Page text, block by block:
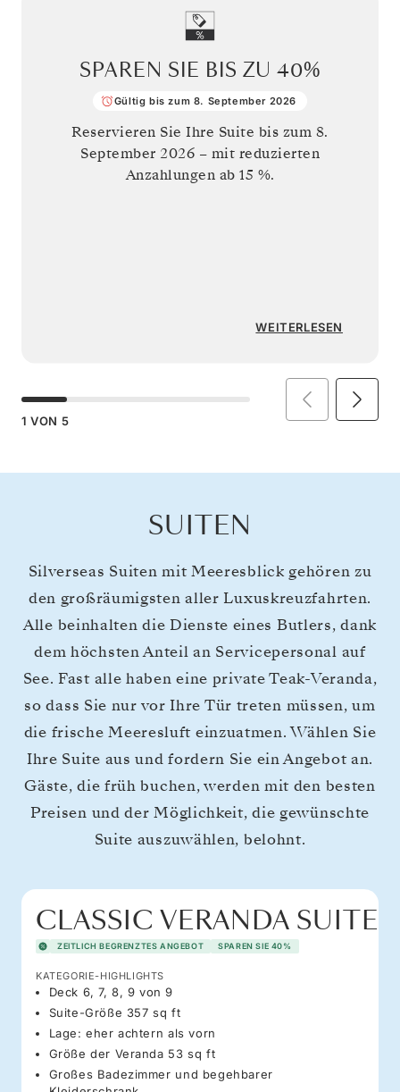
SPAREN SIE BIS ZU 40%
Gültig bis zum 8. September 2026
Reservieren Sie Ihre Suite bis zum 8.
September 2026 – mit reduzierten
Anzahlungen ab 15 %.
WEITERLESEN
1 VON 5
SUITEN
Silverseas Suiten mit Meeresblick gehören zu
den großräumigsten aller Luxuskreuzfahrten.
Alle beinhalten die Dienste eines Butlers, dank
dem höchsten Anteil an Servicepersonal auf
See. Fast alle haben eine private Teak-Veranda,
so dass Sie nur vor Ihre Tür treten müssen, um
die frische Meeresluft einzuatmen. Wählen Sie
Ihre Suite aus und fordern Sie ein Angebot an.
Gäste, die früh buchen, werden mit den besten
Preisen und der Möglichkeit, die gewünschte
Suite auszuwählen, belohnt.
CLASSIC VERANDA SUITE
ZEITLICH BEGRENZTES ANGEBOT SPAREN SIE 40%
KATEGORIE-HIGHLIGHTS
Deck 6, 7, 8, 9 von 9
Suite-Größe 357 sq ft
Lage: eher achtern als vorn
Größe der Veranda 53 sq ft
Großes Badezimmer und begehbarer